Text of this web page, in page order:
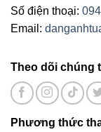
Số điện thoại:
Email:
Theo dõi chúng
Phương thức